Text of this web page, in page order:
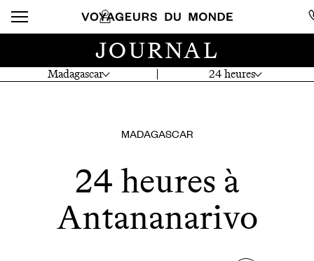
Madagascar 24 heures
JOURNAL
MADAGASCAR
24 heures à
Antananarivo